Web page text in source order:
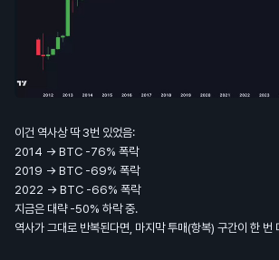
이건 역사상 딱 3번 있었음:
2014 → BTC -76% 폭락
2019 → BTC -69% 폭락
2022 → BTC -66% 폭락
지금은 대략 -50% 하락 중.
역사가 그대로 반복된다면, 마지막 투매(항복) 구간이 한 번